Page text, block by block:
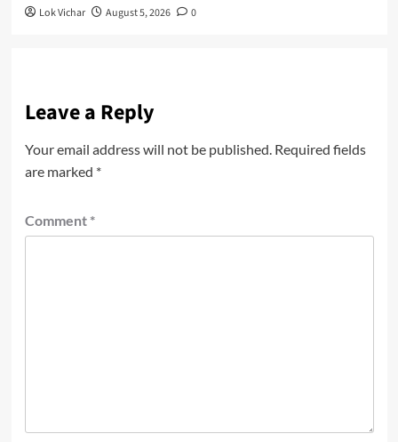
Lok Vichar August 5, 2026 0
Leave a Reply
Your email address will not be published. Required fields
are marked *
Comment *